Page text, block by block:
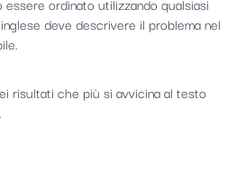
deve descrivere il problema nel
risultati che più si avvicina al testo